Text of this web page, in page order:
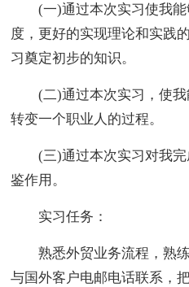
(一)通过本次实习使我能
度，更好的实现理论和实践
习奠定初步的知识。
(二)通过本次实习，使我
转变一个职业人的过程。
(三)通过本次实习对我完
鉴作用。
实习任务：
熟悉外贸业务流程，熟练
与国外客户电邮电话联系，